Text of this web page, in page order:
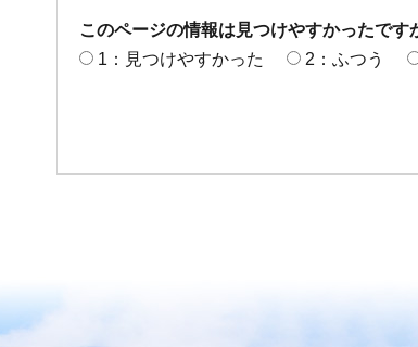
このページの情報は見つけやすかったです
1：見つけやすかった
2：ふつう